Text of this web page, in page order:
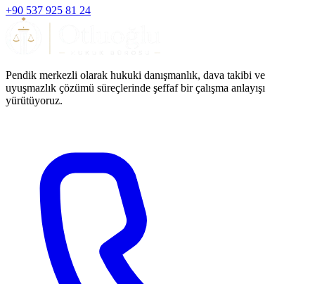
+90 537 925 81 24
Pendik merkezli olarak hukuki danışmanlık, dava takibi ve
uyuşmazlık çözümü süreçlerinde şeffaf bir çalışma anlayışı
yürütüyoruz.